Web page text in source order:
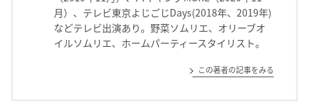
月）、テレビ東京よじごじDays(2018年、2019年)
などテレビ出演あり。野菜ソムリエ、オリーブオ
イルソムリエ、ホームパーティースタイリスト。
この著者の記事をみる